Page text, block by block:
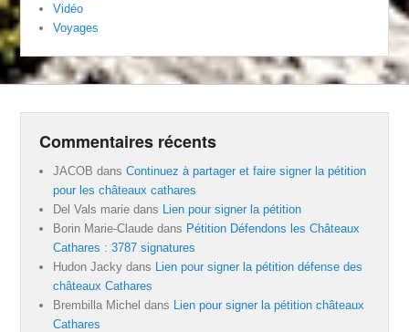
Vidéo
Voyages
Commentaires récents
JACOB dansContinuez à partager et faire signer la pétition
pour les châteaux cathares
Del Vals marie dans Lien pour signer la pétition
Borin Marie-Claude dans Pétition Défendons les Châteaux
Cathares : 3787 signatures
Hudon Jacky dans Lien pour signer la pétition défense des
châteaux Cathares
Brembilla Michel dans Lien pour signer la pétition châteaux
Cathares